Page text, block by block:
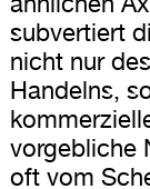
subvertiert
nicht nur
Handelns,
vorgebliche
oft vom